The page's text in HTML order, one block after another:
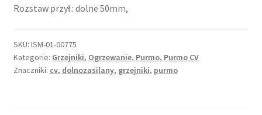
Rozstaw przył.: dolne 50mm,
SKU: ISM-01-00775
Kategorie: Grzejniki, Ogrzewanie, Purmo, Purmo CV
Znaczniki: cv, dolnozasilany, grzejniki, purmo